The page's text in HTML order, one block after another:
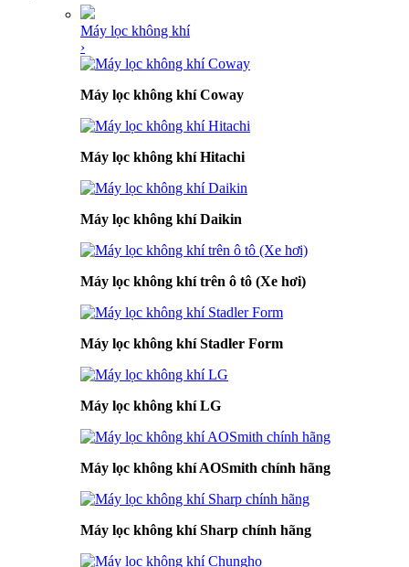
Máy lọc không khí
›
Máy lọc không khí Coway
Máy lọc không khí Hitachi
Máy lọc không khí Daikin
Máy lọc không khí trên ô tô (Xe hơi)
Máy lọc không khí Stadler Form
Máy lọc không khí LG
Máy lọc không khí AOSmith chính hãng
Máy lọc không khí Sharp chính hãng